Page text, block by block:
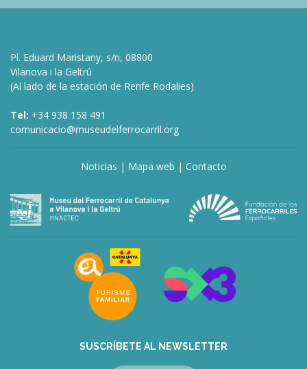
Pl. Eduard Maristany, s/n, 08800
Vilanova i la Geltrú
(Al lado de la estación de Renfe Rodalies)
Tel: +34 938 158 491
comunicacio@museudelferrocarril.org
Noticias | Mapa web | Contacto
SUSCRÍBETE AL NEWSLETTER